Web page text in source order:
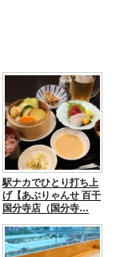
駅ナカでひとり打ち上
げ【あぶりゃんせ 百干
国分寺店（国分寺…